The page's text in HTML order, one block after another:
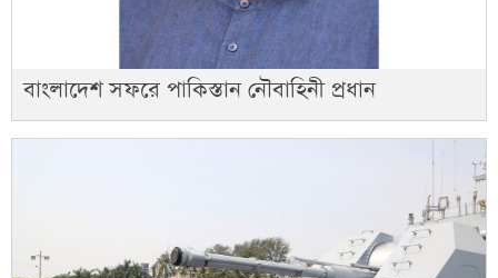
বাংলাদেশ সফরে পাকিস্তান নৌবাহিনী প্রধান